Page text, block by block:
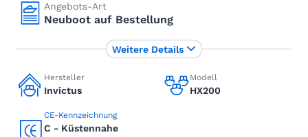
Angebots-Art
Neuboot auf Bestellung
Hersteller
Invictus
Modell
HX200
CE-Kennzeichnung
C - Küstennahe
Weitere Details